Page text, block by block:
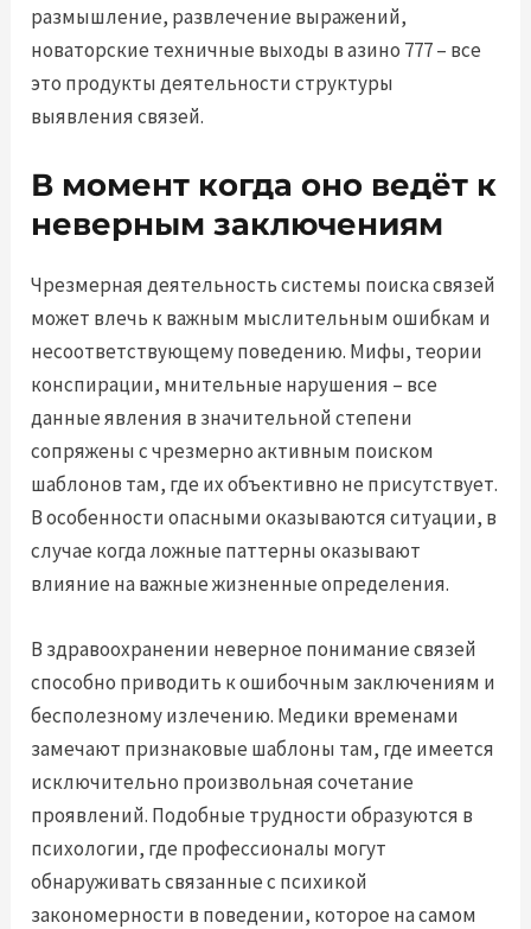
размышление, развлечение выражений,
новаторские техничные выходы в азино 777 – все
это продукты деятельности структуры
выявления связей.
В момент когда оно ведёт к
неверным заключениям
Чрезмерная деятельность системы поиска связей
может влечь к важным мыслительным ошибкам и
несоответствующему поведению. Мифы, теории
конспирации, мнительные нарушения – все
данные явления в значительной степени
сопряжены с чрезмерно активным поиском
шаблонов там, где их объективно не присутствует.
В особенности опасными оказываются ситуации, в
случае когда ложные паттерны оказывают
влияние на важные жизненные определения.
В здравоохранении неверное понимание связей
способно приводить к ошибочным заключениям и
бесполезному излечению. Медики временами
замечают признаковые шаблоны там, где имеется
исключительно произвольная сочетание
проявлений. Подобные трудности образуются в
психологии, где профессионалы могут
обнаруживать связанные с психикой
закономерности в поведении, которое на самом